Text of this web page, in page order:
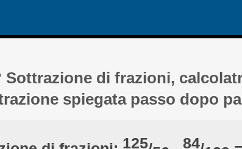
Sottrazione di frazioni,
spiegata passo dopo
125 84